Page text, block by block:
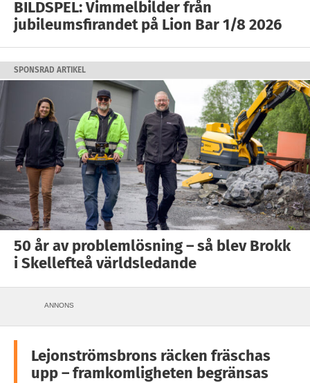
BILDSPEL: Vimmelbilder från
jubileumsfirandet på Lion Bar 1/8 2026
SPONSRAD ARTIKEL
50 år av problemlösning – så blev Brokk
i Skellefteå världsledande
ANNONS
Lejonströmsbrons räcken fräschas
upp – framkomligheten begränsas